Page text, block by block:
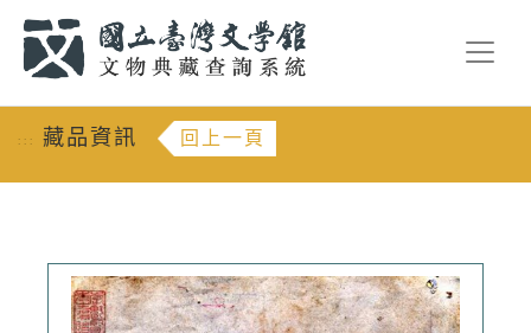
::: 藏品資訊 回上一頁